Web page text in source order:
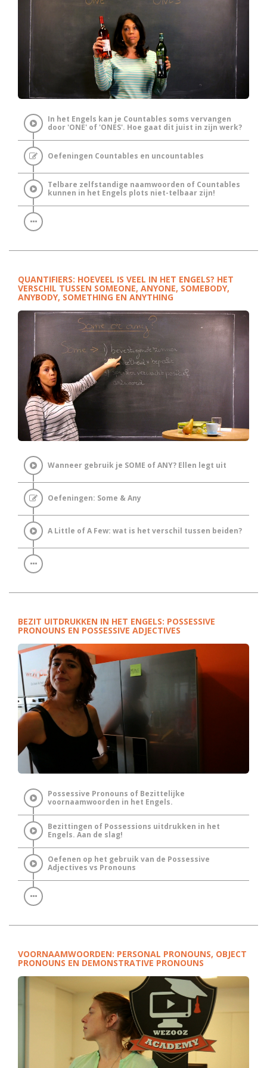
In het Engels kan je Countables soms vervangen
door 'ONE' of 'ONES'. Hoe gaat dit juist in zijn werk?
Oefeningen Countables en uncountables
Telbare zelfstandige naamwoorden of Countables
kunnen in het Engels plots niet-telbaar zijn!
QUANTIFIERS: HOEVEEL IS VEEL IN HET ENGELS? HET
VERSCHIL TUSSEN SOMEONE, ANYONE, SOMEBODY,
ANYBODY, SOMETHING EN ANYTHING
Wanneer gebruik je SOME of ANY? Ellen legt uit
Oefeningen: Some & Any
A Little of A Few: wat is het verschil tussen beiden?
BEZIT UITDRUKKEN IN HET ENGELS: POSSESSIVE
PRONOUNS EN POSSESSIVE ADJECTIVES
Possessive Pronouns of Bezittelijke
voornaamwoorden in het Engels.
Bezittingen of Possessions uitdrukken in het
Engels. Aan de slag!
Oefenen op het gebruik van de Possessive
Adjectives vs Pronouns
VOORNAAMWOORDEN: PERSONAL PRONOUNS, OBJECT
PRONOUNS EN DEMONSTRATIVE PRONOUNS